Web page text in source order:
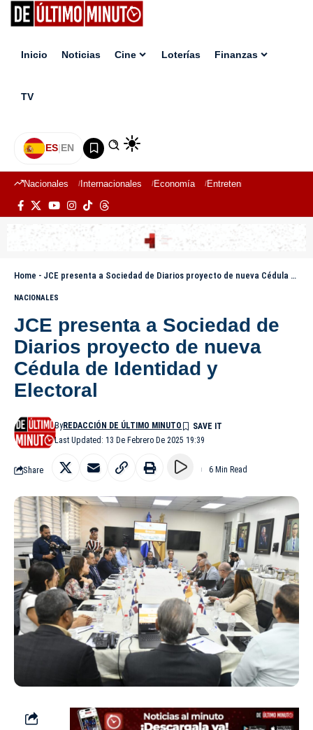
Inicio Noticias Cine Loterías Finanzas
TV
ES|EN
Nacionales Internacionales Economía Entretenimiento
Home - JCE presenta a Sociedad de Diarios proyecto de nueva Cédula de Identidad y Electoral
NACIONALES
JCE presenta a Sociedad de
Diarios proyecto de nueva
Cédula de Identidad y
Electoral
Last Updated: 13 De Febrero De 2025 19:39
ByREDACCIÓN DE ÚLTIMO MINUTO
Share 6 Min Read